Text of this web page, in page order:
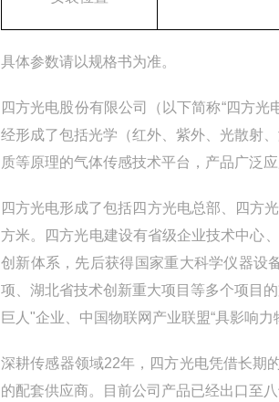
具体参数请以规格书为准。
四方光电股份有限公司（以下简称“四方
经形成了包括光学（红外、紫外、光散射
质等原理的气体传感技术平台，产品广泛
四方光电形成了包括四方光电总部、四方
方米。四方光电建设有省级企业技术中心
创新体系，先后获得国家重大科学仪器设
项、湖北省技术创新重大项目等多个项目
巨人"企业、中国物联网产业联盟“具影响力
深耕传感器领域22年，四方光电凭借长期
的配套供应商。目前公司产品已经出口至